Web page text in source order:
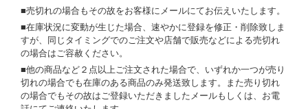
■売切れの場合もその故をお客様にメールにてお伝えいたします。
■在庫状況に変動が生じた場合、速やかに登録を修正・削除致しま
すが、同じタイミングでのご注文や店舗で販売などによる売切れ
の場合はご容赦ください。
■他の商品など２点以上ご注文された場合で、いずれか一つが売り
切れの場合でも在庫のある商品のみ発送致します。また売り切れ
の場合でもその故はご登録いただきましたメールもしくは、お電